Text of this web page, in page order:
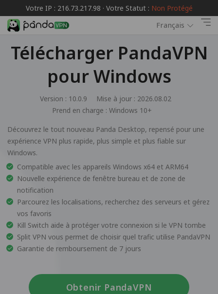
Votre IP : 216.73.217.98 · Votre Statut : Non Protégé
Français
Télécharger PandaVPN
pour Windows
Version : 10.0.9
Mise à jour : 2026.08.02
Prend en charge : Windows 10+
Découvrez le tout nouveau Panda Desktop, repensé pour une
expérience VPN plus rapide, plus simple et plus fiable sur
Windows.
Compatible avec les appareils Windows x64 et ARM64
Nouvelle expérience de fenêtre bureau et de zone de
notification
Parcourez les localisations, recherchez des serveurs et gérez
vos favoris
Kill Switch aide à protéger votre connexion si le VPN tombe
Split VPN vous permet de choisir quel trafic utilise PandaVPN
Garantie de remboursement de 7 jours
Obtenir PandaVPN